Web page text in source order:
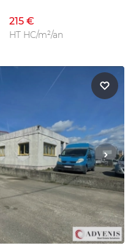
215 €
HT HC/m²/an